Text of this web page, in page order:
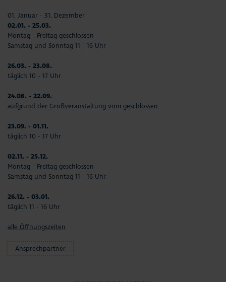
01. Januar - 31. Dezember
02.01. - 25.03.
Montag - Freitag geschlossen
Samstag und Sonntag 11 - 16 Uhr
26.03. - 23.08.
täglich 10 - 17 Uhr
24.08. - 22.09.
aufgrund der Großveranstaltung vom geschlossen
23.09. - 01.11.
täglich 10 - 17 Uhr
02.11. - 25.12.
Montag - Freitag geschlossen
Samstag und Sonntag 11 - 16 Uhr
26.12. - 03.01.
täglich 11 - 16 Uhr
alle Öffnungszeiten
Ansprechpartner